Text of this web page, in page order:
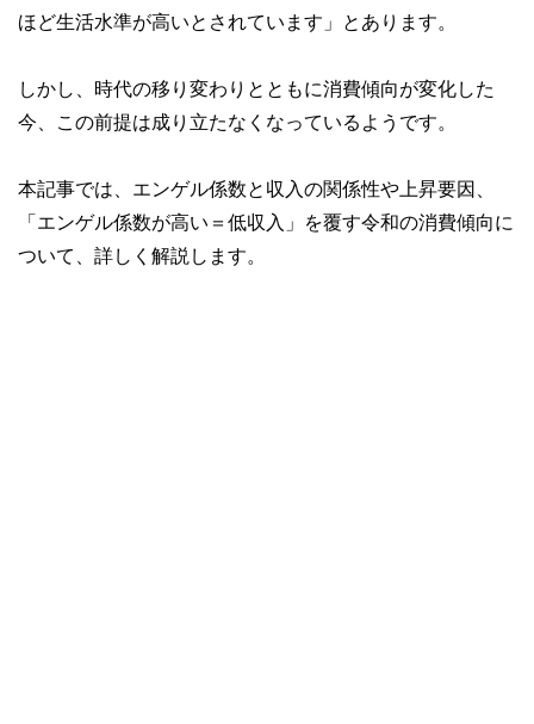
ほど生活水準が高いとされています」とあります。
しかし、時代の移り変わりとともに消費傾向が変化した
今、この前提は成り立たなくなっているようです。
本記事では、エンゲル係数と収入の関係性や上昇要因、
「エンゲル係数が高い＝低収入」を覆す令和の消費傾向に
ついて、詳しく解説します。